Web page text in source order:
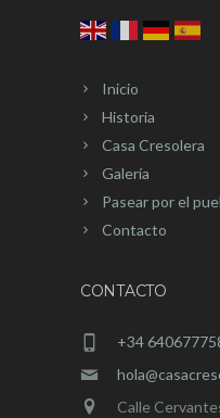
Inicio
Historia
Casa Cresolera
Galería
Pasear por el
Contacto
CONTACTO
+34
Calle